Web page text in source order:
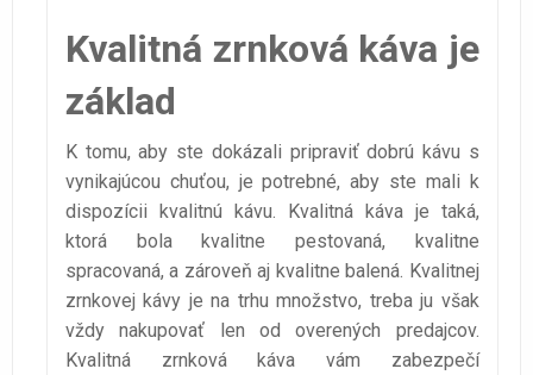
Kvalitná zrnková káva je
základ
K tomu, aby ste dokázali pripraviť dobrú kávu s
vynikajúcou chuťou, je potrebné, aby ste mali k
dispozícii kvalitnú kávu. Kvalitná káva je taká,
ktorá bola kvalitne pestovaná, kvalitne
spracovaná, a zároveň aj kvalitne balená. Kvalitnej
zrnkovej kávy je na trhu množstvo, treba ju však
vždy nakupovať len od overených predajcov.
Kvalitná zrnková káva vám zabezpečí